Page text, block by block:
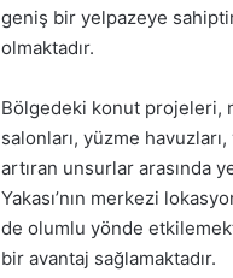
geniş bir yelpazeye
olmaktadır.
Bölgedeki konut projeleri,
salonları, yüzme
artıran unsurlar arasında
Yakası’nın merkezi
de olumlu yönde
bir avantaj sağlamaktadır.